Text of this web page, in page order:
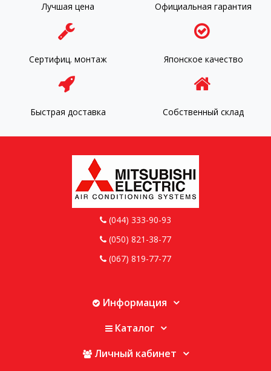
Лучшая цена Официальная гарантия
Сертифиц. монтаж Японское качество
Быстрая доставка Собственный склад
(044) 333-90-93
(050) 821-38-77
(067) 819-77-77
Информация
Каталог
Личный кабинет